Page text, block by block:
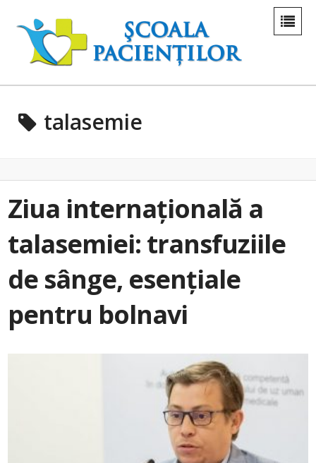
talasemie
Ziua internațională a
talasemiei: transfuziile
de sânge, esențiale
pentru bolnavi